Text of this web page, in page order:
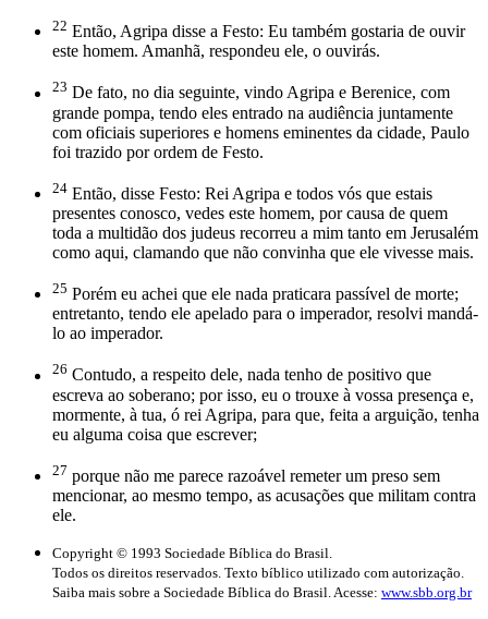
22 Então, Agripa disse a Festo: Eu também gostaria de ouvir
este homem. Amanhã, respondeu ele, o ouvirás.
23 De fato, no dia seguinte, vindo Agripa e Berenice, com
grande pompa, tendo eles entrado na audiência juntamente
com oficiais superiores e homens eminentes da cidade, Paulo
foi trazido por ordem de Festo.
24 Então, disse Festo: Rei Agripa e todos vós que estais
presentes conosco, vedes este homem, por causa de quem
toda a multidão dos judeus recorreu a mim tanto em Jerusalém
como aqui, clamando que não convinha que ele vivesse mais.
25 Porém eu achei que ele nada praticara passível de morte;
entretanto, tendo ele apelado para o imperador, resolvi mandá-
lo ao imperador.
26 Contudo, a respeito dele, nada tenho de positivo que
escreva ao soberano; por isso, eu o trouxe à vossa presença e,
mormente, à tua, ó rei Agripa, para que, feita a arguição, tenha
eu alguma coisa que escrever;
27 porque não me parece razoável remeter um preso sem
mencionar, ao mesmo tempo, as acusações que militam contra
ele.
Copyright © 1993 Sociedade Bíblica do Brasil.
Todos os direitos reservados. Texto bíblico utilizado com autorização.
Saiba mais sobre a Sociedade Bíblica do Brasil. Acesse: www.sbb.org.br